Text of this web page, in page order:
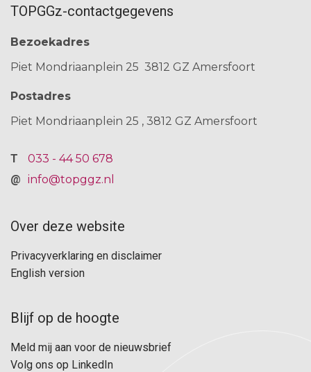
TOPGGz-contactgegevens
Bezoekadres
Piet Mondriaanplein 25 3812 GZ Amersfoort
Postadres
Piet Mondriaanplein 25
3812 GZ Amersfoort
033 - 44 50 678
info@topggz.nl
o
t
e
Over deze website
Privacyverklaring en disclaimer
English version
o
Blijf op de hoogte
Meld mij aan voor de nieuwsbrief
Volg ons op LinkedIn